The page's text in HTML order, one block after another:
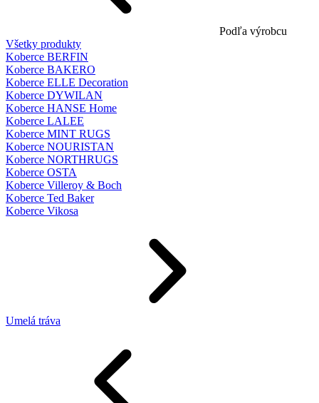
Podľa výrobcu
Všetky produkty
Koberce BERFIN
Koberce BAKERO
Koberce ELLE Decoration
Koberce DYWILAN
Koberce HANSE Home
Koberce LALEE
Koberce MINT RUGS
Koberce NOURISTAN
Koberce NORTHRUGS
Koberce OSTA
Koberce Villeroy & Boch
Koberce Ted Baker
Koberce Vikosa
Umelá tráva